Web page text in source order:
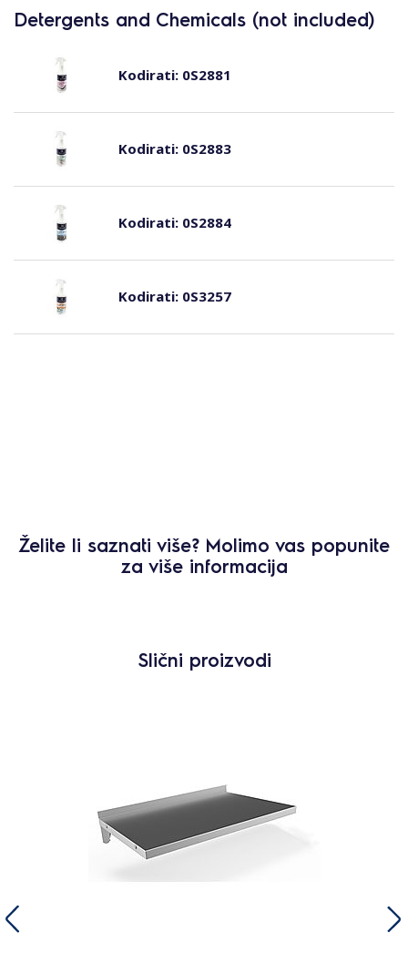
Detergents and Chemicals (not included)
Kodirati:0S2881
Kodirati:0S2883
Kodirati:0S2884
Kodirati:0S3257
Želite li saznati više? Molimo vas popunite
za više informacija
Slični proizvodi